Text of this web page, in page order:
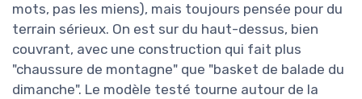
mots, pas les miens), mais toujours pensée pour du
terrain sérieux. On est sur du haut-dessus, bien
couvrant, avec une construction qui fait plus
"chaussure de montagne" que "basket de balade du
dimanche". Le modèle testé tourne autour de la